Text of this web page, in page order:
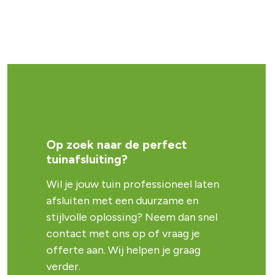
Op zoek naar de perfect
tuinafsluiting?
Wil je jouw tuin professioneel laten
afsluiten met een duurzame en
stijlvolle oplossing? Neem dan snel
contact met ons op of vraag je
offerte aan. Wij helpen je graag
verder.